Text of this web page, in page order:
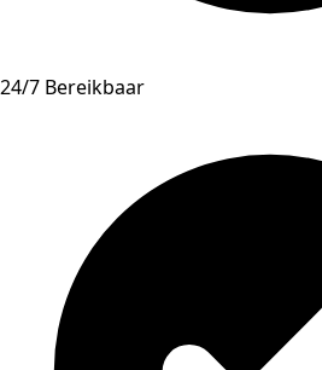
24/7 Bereikbaar